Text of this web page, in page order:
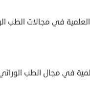
العلمية في مجالات الطب
في مجال الطب